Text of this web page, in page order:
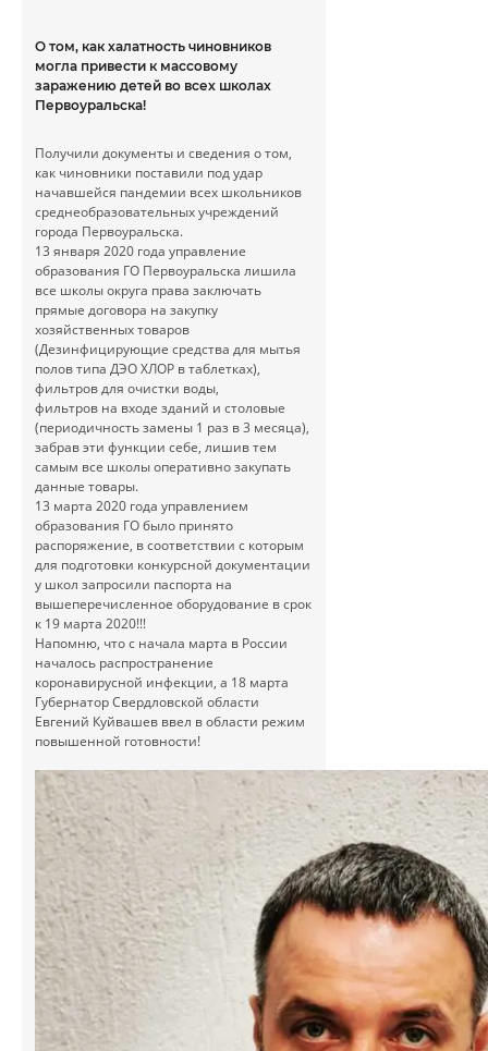
О том, как халатность чиновников
могла привести к массовому
заражению детей во всех школах
Первоуральска!
Получили документы и сведения о том,
как чиновники поставили под удар
начавшейся пандемии всех школьников
среднеобразовательных учреждений
города Первоуральска.
13 января 2020 года управление
образования ГО Первоуральска лишила
все школы округа права заключать
прямые договора на закупку
хозяйственных товаров
(Дезинфицирующие средства для мытья
полов типа ДЭО ХЛОР в таблетках),
фильтров для очистки воды,
фильтров на входе зданий и столовые
(периодичность замены 1 раз в 3 месяца),
забрав эти функции себе, лишив тем
самым все школы оперативно закупать
данные товары.
13 марта 2020 года управлением
образования ГО было принято
распоряжение, в соответствии с которым
для подготовки конкурсной документации
у школ запросили паспорта на
вышеперечисленное оборудование в срок
к 19 марта 2020!!!
Напомню, что с начала марта в России
началось распространение
коронавирусной инфекции, а 18 марта
Губернатор Свердловской области
Евгений Куйвашев ввел в области режим
повышенной готовности!